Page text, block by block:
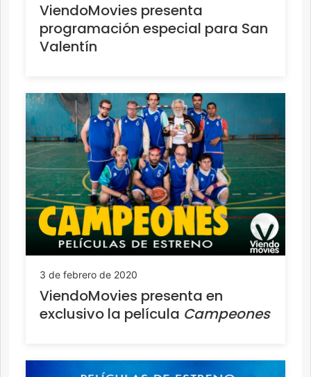
ViendoMovies presenta
programación especial para San
Valentín
3 de febrero de 2020
ViendoMovies presenta en
exclusivo la película Campeones